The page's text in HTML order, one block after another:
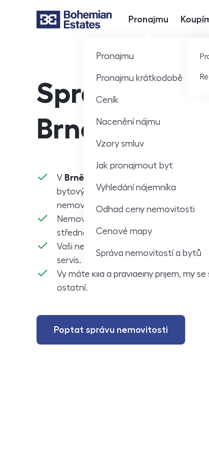
Hlavní nabídka
Pronajmu
Pronajmu
Pronajmu krátkodobě
Ceník
Nacenění nájmu
Vzory smluv
Jak pronajmout byt
Vyhledání nájemníka
Odhad ceny nemovitosti
Cenové mapy
Správa nemovitostí a bytů
Správa
Brno
V Brně-Vinohrady
poskytujeme
bytových domů, rodinných domů i
nemovitostí.
Nemovitost umíme pronajímat
střednědobě i dlouhodobě.
Vaši nemovitost pronajmeme a
servis.
Vy máte klid a pravidelný příjem, my
ostatní.
Poptat správu nemovitosti